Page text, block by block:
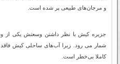
و مرجان‌های طبیعی پر شده است
جزیره کیش با نظر داشتن وسعتش یکی از
شمار می رود. زیرا آب‌های ساحلی کیش فاقد
کاملا بی‌خطر است